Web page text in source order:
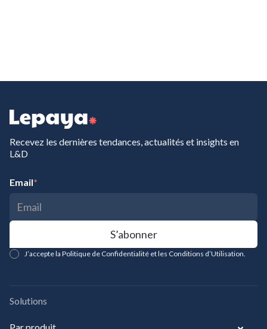
Recevez les dernières tendances, actualités et insights en
L&D
Email*
J’accepte la Politique de Confidentialité et les Conditions d’Utilisation.
Solutions